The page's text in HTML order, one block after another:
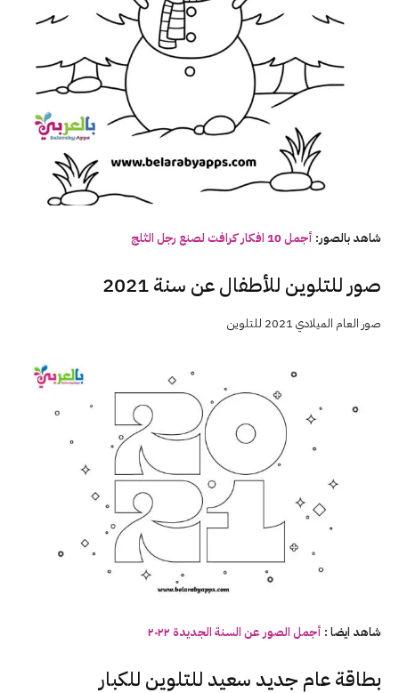
شاهد بالصور: أجمل 10 افكار كرافت لصنع رجل الثلج
صور للتلوين للأطفال عن سنة 2021
صور العام الميلادي 2021 للتلوين
شاهد ايضا : أجمل الصور عن السنة الجديدة ٢٠٢٢
بطاقة عام جديد سعيد للتلوين للكبار